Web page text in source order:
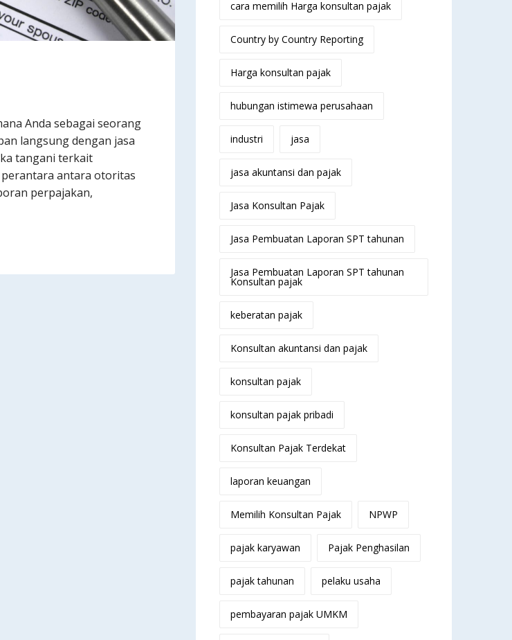
Anda sebagai seorang
langsung dengan jasa
tangani terkait
antara otoritas
perpajakan,
cara memilih Harga konsultan pajak
Country by Country Reporting
Harga konsultan pajak
hubungan istimewa perusahaan
industri jasa
jasa akuntansi dan pajak
Jasa Konsultan Pajak
Jasa Pembuatan Laporan SPT tahunan
Jasa Pembuatan Laporan SPT tahunan
Konsultan pajak
keberatan pajak
Konsultan akuntansi dan pajak
konsultan pajak
konsultan pajak pribadi
Konsultan Pajak Terdekat
laporan keuangan
Memilih Konsultan Pajak NPWP
pajak karyawan Pajak Penghasilan
pajak tahunan pelaku usaha
pembayaran pajak UMKM